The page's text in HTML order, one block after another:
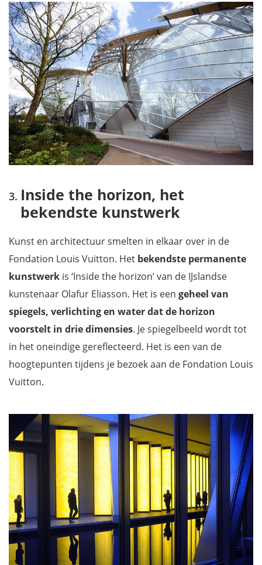
Inside the horizon, het
bekendste kunstwerk
Kunst en architectuur smelten in elkaar over in de
Fondation Louis Vuitton. Het bekendste permanente
kunstwerk is ‘Inside the horizon’ van de IJslandse
kunstenaar Olafur Eliasson. Het is een geheel van
spiegels, verlichting en water dat de horizon
voorstelt in drie dimensies. Je spiegelbeeld wordt tot
in het oneindige gereflecteerd. Het is een van de
hoogtepunten tijdens je bezoek aan de Fondation Louis
Vuitton.